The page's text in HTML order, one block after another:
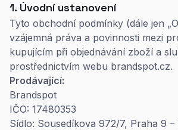
1. Úvodní ustanovení
Tyto obchodní podmínky (dále jen
vzájemná práva a povinnosti mezi
kupujícím při objednávání zboží a
prostřednictvím webu brandspot.cz.
Prodávající:
Brandspot
IČO: 17480353
Sídlo: Sousedíkova 972/7, Praha 9 –